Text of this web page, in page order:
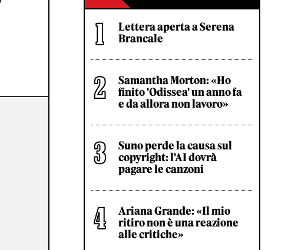
Lettera aperta a Serena
Brancale
Samantha Morton: «Ho
finito 'Odissea' un anno fa
e da allora non lavoro»
Suno perde la causa sul
copyright: l'AI dovrà
pagare le canzoni
Ariana Grande: «Il mio
ritiro non è una reazione
alle critiche»